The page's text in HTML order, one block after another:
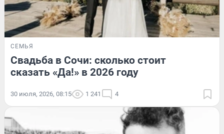
СЕМЬЯ
Свадьба в Сочи: сколько стоит
сказать «Да!» в 2026 году
30 июля, 2026, 08:15 1 241 4